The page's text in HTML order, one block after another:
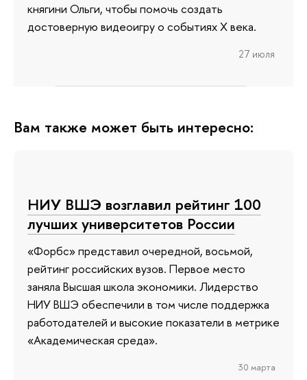
княгини Ольги, чтобы помочь создать
достоверную видеоигру о событиях X века.
27 июля
Вам также может быть интересно:
НИУ ВШЭ возглавил рейтинг 100
лучших университетов России
«Форбс» представил очередной, восьмой,
рейтинг российских вузов. Первое место
заняла Высшая школа экономики. Лидерство
НИУ ВШЭ обеспечили в том числе поддержка
работодателей и высокие показатели в метрике
«Академическая среда».
30 марта